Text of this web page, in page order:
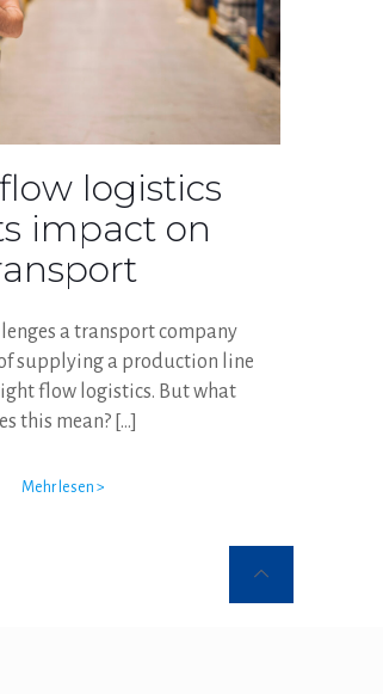
logistics
impact on
a transport company
supplying a production line
flow logistics. But what
this mean? […]
Mehr lesen >